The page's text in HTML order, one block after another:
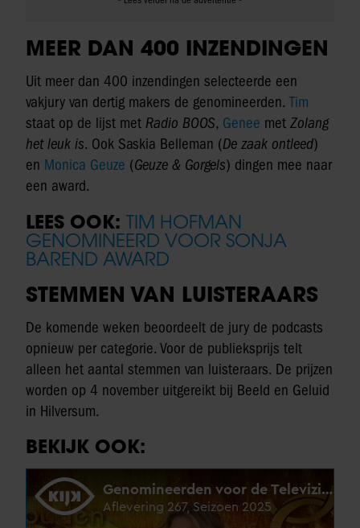
MEER DAN 400 INZENDINGEN
Uit meer dan 400 inzendingen selecteerde een
vakjury van dertig makers de genomineerden.Tim
staat op de lijst met Radio BOOS, Genee met Zolang
het leuk is. Ook Saskia Belleman (De zaak ontleed)
en Monica Geuze (Geuze & Gorgels) dingen mee naar
een award.
LEES OOK: TIM HOFMAN
GENOMINEERD VOOR SONJA
BAREND AWARD
STEMMEN VAN LUISTERAARS
De komende weken beoordeelt de jury de podcasts
opnieuw per categorie. Voor de publieksprijs telt
alleen het aantal stemmen van luisteraars. De prijzen
worden op 4 november uitgereikt bij Beeld en Geluid
in Hilversum.
BEKIJK OOK: